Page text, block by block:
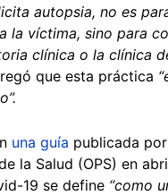
autopsia, no es
la víctima, sino para
clínica o la clínica
que esta práctica
una guía publicada
la Salud (OPS) en
19 se define “como